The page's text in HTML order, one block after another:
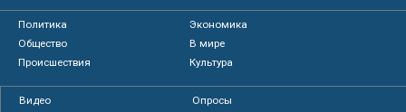
Политика
Экономика
Общество
В мире
Происшествия
Культура
Видео
Опросы